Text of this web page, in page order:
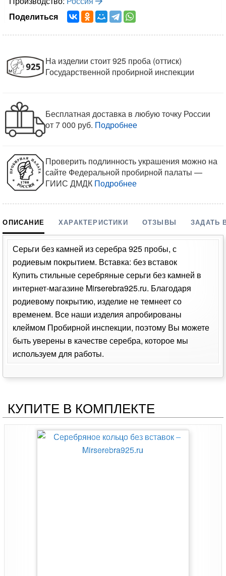
Поделиться
На изделии стоит 925 проба (оттиск)
Государственной пробирной инспекции
Бесплатная доставка в любую точку России
от 7 000 руб. Подробнее
Проверить подлинность украшения можно на
сайте Федеральной пробирной палаты —
ГИИС ДМДК Подробнее
ОПИСАНИЕ ХАРАКТЕРИСТИКИ ОТЗЫВЫ ЗАДАТЬ
Серьги без камней из серебра 925 пробы, с
родиевым покрытием. Вставка: без вставок
Купить стильные серебряные серьги без камней в
интернет-магазине Mirserebra925.ru. Благодаря
родиевому покрытию, изделие не темнеет со
временем. Все наши изделия апробированы
клеймом Пробирной инспекции, поэтому Вы можете
быть уверены в качестве серебра, которое мы
используем для работы.
КУПИТЕ В КОМПЛЕКТЕ